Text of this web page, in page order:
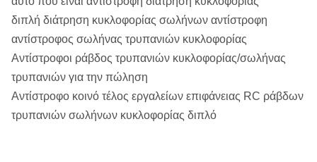
διπλή διάτρηση κυκλοφορίας σωλήνων αντίστροφη
αντίστροφος σωλήνας τρυπανιών κυκλοφορίας
Αντίστροφοι ράβδος τρυπανιών κυκλοφορίας/σωλήνας
τρυπανιών για την πώληση
Αντίστροφο κοινό τέλος εργαλείων επιφάνειας RC ράβδων
τρυπανιών σωλήνων κυκλοφορίας διπλό